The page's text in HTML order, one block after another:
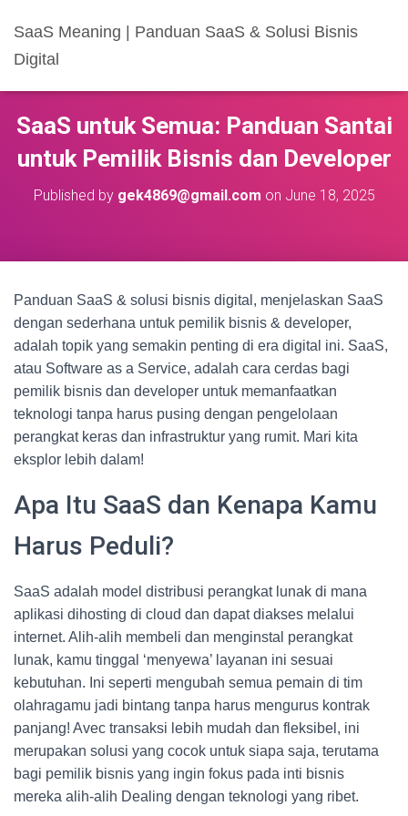
SaaS Meaning | Panduan SaaS & Solusi Bisnis
Digital
SaaS untuk Semua: Panduan Santai
untuk Pemilik Bisnis dan Developer
Published by gek4869@gmail.com on June 18, 2025
Panduan SaaS & solusi bisnis digital, menjelaskan SaaS
dengan sederhana untuk pemilik bisnis & developer,
adalah topik yang semakin penting di era digital ini. SaaS,
atau Software as a Service, adalah cara cerdas bagi
pemilik bisnis dan developer untuk memanfaatkan
teknologi tanpa harus pusing dengan pengelolaan
perangkat keras dan infrastruktur yang rumit. Mari kita
eksplor lebih dalam!
Apa Itu SaaS dan Kenapa Kamu
Harus Peduli?
SaaS adalah model distribusi perangkat lunak di mana
aplikasi dihosting di cloud dan dapat diakses melalui
internet. Alih-alih membeli dan menginstal perangkat
lunak, kamu tinggal ‘menyewa’ layanan ini sesuai
kebutuhan. Ini seperti mengubah semua pemain di tim
olahragamu jadi bintang tanpa harus mengurus kontrak
panjang! Avec transaksi lebih mudah dan fleksibel, ini
merupakan solusi yang cocok untuk siapa saja, terutama
bagi pemilik bisnis yang ingin fokus pada inti bisnis
mereka alih-alih Dealing dengan teknologi yang ribet.